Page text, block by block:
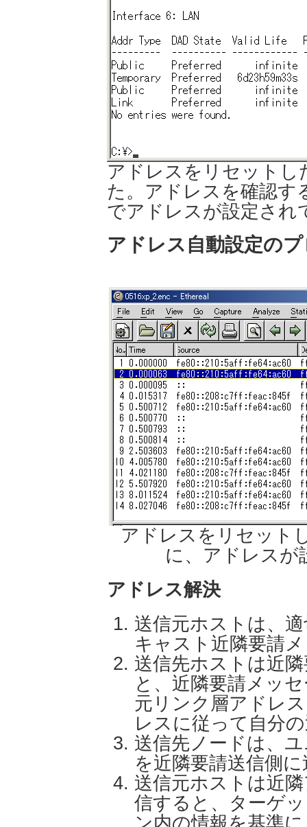
アドレスをリセットし
た。アドレスを確認す
でアドレスが設定され
アドレス自動設定の
アドレスをリセット
に、アドレスが
アドレス解決
送信元ホストは、
キャスト近隣要請
送信先ホストは近
と、近隣要請メッ
元リンク層アドレ
レスに従って自分
送信先ノードは、
を近隣要請送信側
送信元ホストは近
信すると、ターゲ